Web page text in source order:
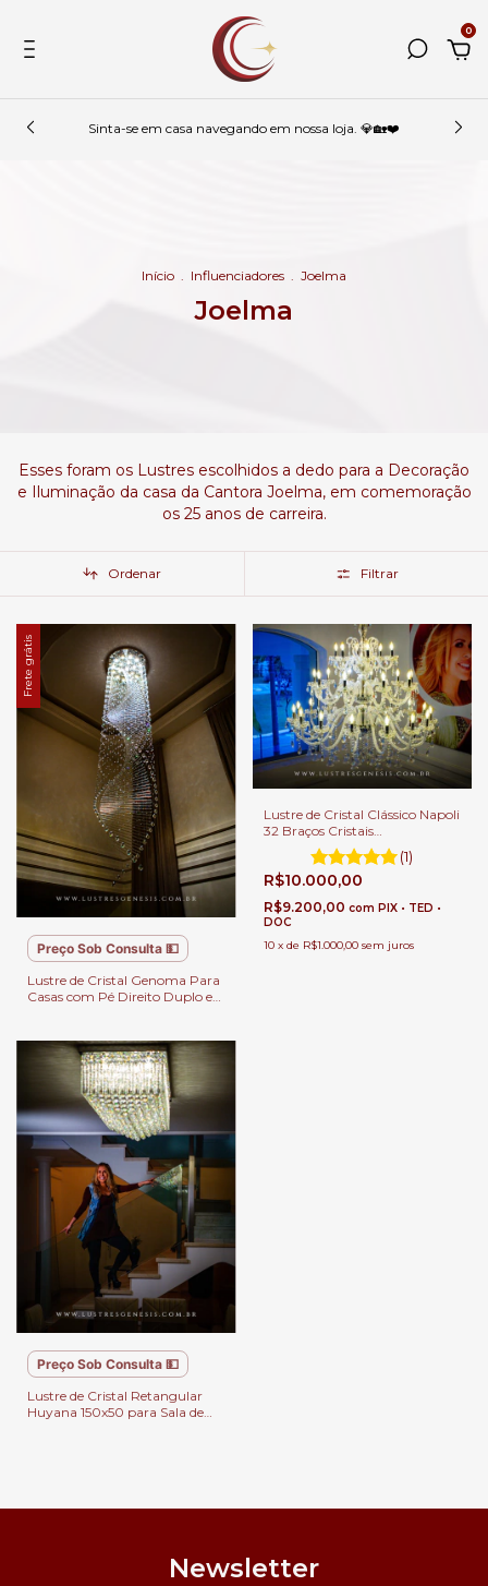
0
Sinta-se em casa navegando em nossa loja. 💎🏡❤️
Início . Influenciadores . Joelma
Joelma
Esses foram os Lustres escolhidos a dedo para a Decoração
e Iluminação da casa da Cantora Joelma, em comemoração
os 25 anos de carreira.
Ordenar Filtrar
Frete grátis
Preço Sob Consulta 💵
Lustre de Cristal Genoma Para
Casas com Pé Direito Duplo e
Lustre de Cristal Clássico Napoli
32 Braços Cristais
Transparentes Para Casas com
Pé Direito Duplo e Alto.
(1)
R$10.000,00
R$9.200,00 com PIX • TED •
DOC
10 x de R$1.000,00 sem juros
Preço Sob Consulta 💵
Lustre de Cristal Retangular
Huyana 150x50 para Sala de
Newsletter